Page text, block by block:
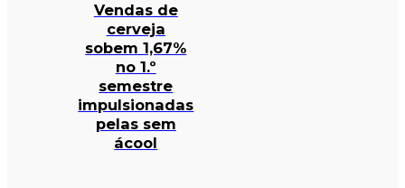
Vendas de
cerveja
sobem 1,67%
no 1.º
semestre
impulsionadas
pelas sem
ácool